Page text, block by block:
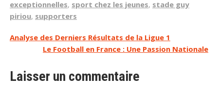
exceptionnelles, sport chez les jeunes, stade guy
piriou, supporters
Navigation
l’article
Analyse des Derniers Résultats de la Ligue 1
Le Football en France : Une Passion Nationale
Laisser un commentaire